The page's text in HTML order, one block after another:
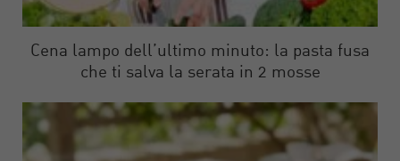
Cena lampo dell’ultimo minuto: la pasta fusa
che ti salva la serata in 2 mosse